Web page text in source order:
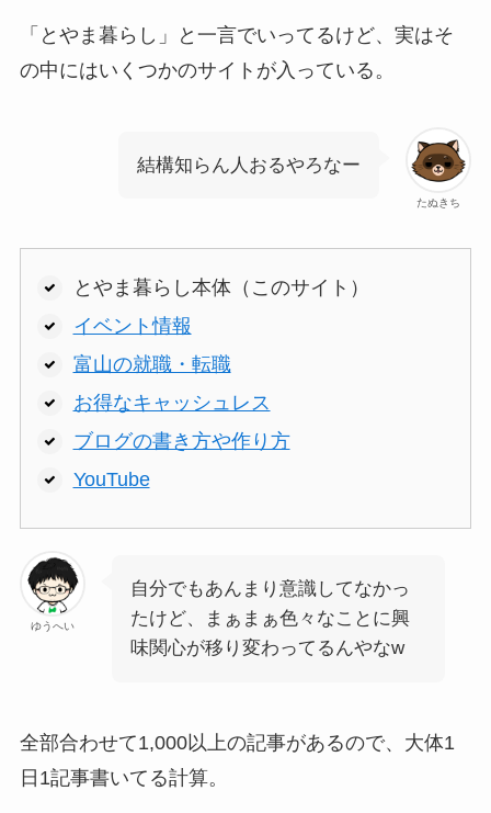
「とやま暮らし」と一言でいってるけど、実はそ
の中にはいくつかのサイトが入っている。
たぬきち
結構知らん人おるやろなー
とやま暮らし本体（このサイト）
イベント情報
富山の就職・転職
お得なキャッシュレス
ブログの書き方や作り方
YouTube
ゆうへい
自分でもあんまり意識してなかっ
たけど、まぁまぁ色々なことに興
味関心が移り変わってるんやなw
全部合わせて1,000以上の記事があるので、大体1
日1記事書いてる計算。